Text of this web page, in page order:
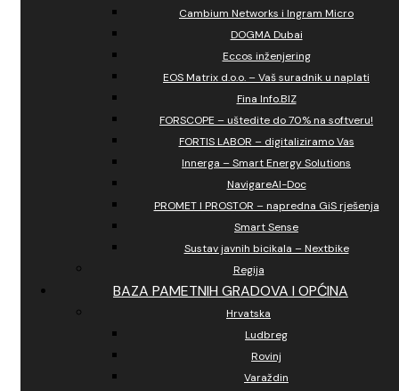
Cambium Networks i Ingram Micro
DOGMA Dubai
Eccos inženjering
EOS Matrix d.o.o. – Vaš suradnik u naplati
Fina Info.BIZ
FORSCOPE – uštedite do 70% na softveru!
FORTIS LABOR – digitaliziramo Vas
Innerga – Smart Energy Solutions
NavigareAI-Doc
PROMET I PROSTOR – napredna GiS rješenja
Smart Sense
Sustav javnih bicikala – Nextbike
Regija
BAZA PAMETNIH GRADOVA I OPĆINA
Hrvatska
Ludbreg
Rovinj
Varaždin